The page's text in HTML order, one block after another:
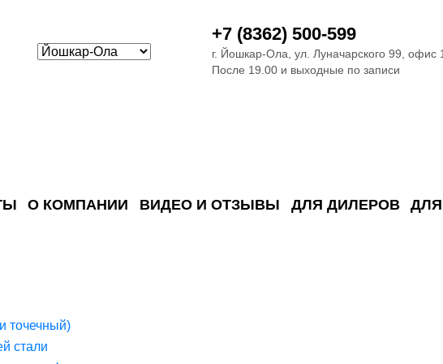
+7 (8362) 500-599
г. Йошкар-Ола, ул. Луначарского 99, офис 1
После 19.00 и выходные по записи
О КОМПАНИИ ВИДЕО И ОТЗЫВЫ ДЛЯ ДИЛЕРОВ
точечный)
стали